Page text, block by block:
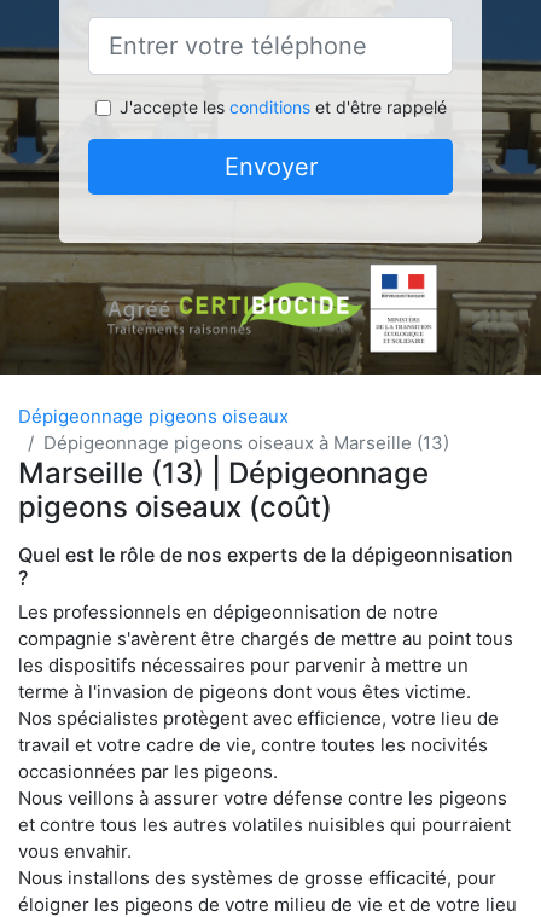
J'accepte les conditionset d'être rappelé
Envoyer
Dépigeonnage pigeons oiseaux
Dépigeonnage pigeons oiseaux à Marseille (13)
Marseille (13) | Dépigeonnage
pigeons oiseaux (coût)
Quel est le rôle de nos experts de la dépigeonnisation
?
Les professionnels en dépigeonnisation de notre
compagnie s'avèrent être chargés de mettre au point tous
les dispositifs nécessaires pour parvenir à mettre un
terme à l'invasion de pigeons dont vous êtes victime.
Nos spécialistes protègent avec efficience, votre lieu de
travail et votre cadre de vie, contre toutes les nocivités
occasionnées par les pigeons.
Nous veillons à assurer votre défense contre les pigeons
et contre tous les autres volatiles nuisibles qui pourraient
vous envahir.
Nous installons des systèmes de grosse efficacité, pour
éloigner les pigeons de votre milieu de vie et de votre lieu